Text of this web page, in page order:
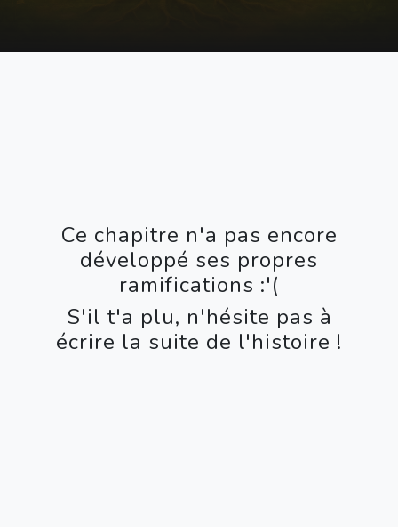
Ce chapitre n'a pas encore
développé ses propres
ramifications :'(
S'il t'a plu, n'hésite pas à
écrire la suite de l'histoire !